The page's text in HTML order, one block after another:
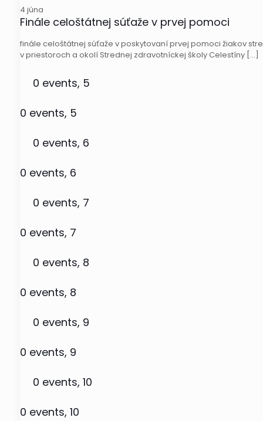
4 júna
Finále celoštátnej súťaže v prvej pomoci
finále celoštátnej súťaže v poskytovaní prvej pomoci žiakov
v priestoroch a okolí Strednej zdravotníckej školy Celestíny[…]
0 events, 5
0 events, 5
0 events, 6
0 events, 6
0 events, 7
0 events, 7
0 events, 8
0 events, 8
0 events, 9
0 events, 9
0 events, 10
0 events, 10